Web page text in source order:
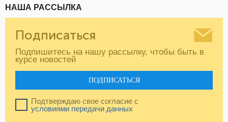
НАША РАССЫЛКА
Подписаться
Подпишитесь на нашу рассылку, чтобы быть в
курсе новостей
ПОДПИСАТЬСЯ
Подтверждаю свое согласие с
условиями передачи данных